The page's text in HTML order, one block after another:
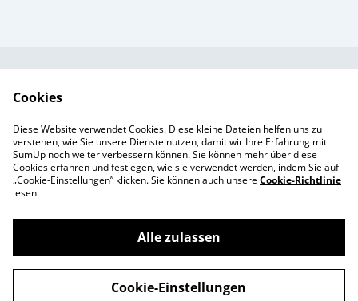
Öffnungszeiten
Impressum
Cookie-Richtlinie
Produkte
Enchanté Store - Thun
Cookies
Diese Website verwendet Cookies. Diese kleine Dateien helfen uns zu
verstehen, wie Sie unsere Dienste nutzen, damit wir Ihre Erfahrung mit
SumUp noch weiter verbessern können. Sie können mehr über diese
Cookies erfahren und festlegen, wie sie verwendet werden, indem Sie auf
„Cookie-Einstellungen” klicken. Sie können auch unsereCookie-Richtlinie
lesen.
Alle zulassen
Cookie-Einstellungen